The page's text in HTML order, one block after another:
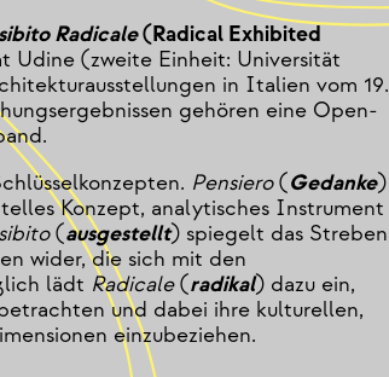
Radicale(Radical Exhibited
Udine (zweite Einheit: Universität
in Italien vom 19.
gehören eine Open-
Pensiero(Gedanke)
Konzept, analytisches Instrument
(ausgestellt) spiegelt das Streben
wider, die sich mit den
lädt Radicale(radikal) dazu ein,
und dabei ihre kulturellen,
einzubeziehen.